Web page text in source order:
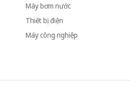
Máy bơm nước
Thiết bị điện
Máy công nghiệp